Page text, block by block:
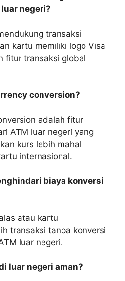
negeri?
transaksi
kartu memiliki logo Visa
fitur transaksi global
conversion?
adalah fitur
ATM luar negeri yang
kurs lebih mahal
internasional.
biaya konversi
atau kartu
transaksi tanpa konversi
luar negeri.
luar negeri aman?